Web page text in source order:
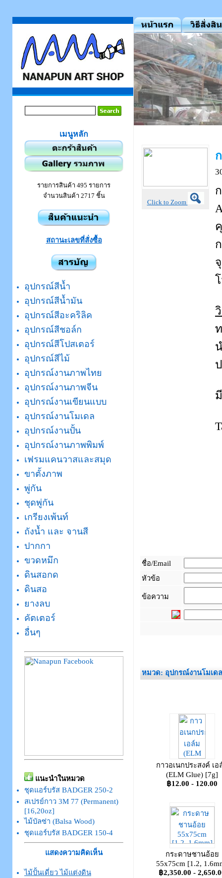
เมนูหลัก
รายการสินค้า 495 รายการ
จำนวนสินค้า 2717 ชิ้น
สถานะเลขที่สั่งซื้อ
อุปกรณ์สีน้ำ
อุปกรณ์สีน้ำมัน
อุปกรณ์สีอะคริลิค
อุปกรณ์สีชอล์ก
อุปกรณ์สีโปสเตอร์
อุปกรณ์สีไม้
อุปกรณ์งานภาพไทย
อุปกรณ์งานภาพจีน
อุปกรณ์งานเขียนแบบ
อุปกรณ์งานโมเดล
อุปกรณ์งานปั้น
อุปกรณ์งานภาพพิมพ์
เฟรมแคนวาสและสมุด
ขาตั้งภาพ
พู่กัน
ชุดพู่กัน
เกรียงเพ้นท์
ถังน้ำ และ จานสี
ปากกา
ขวดหมึก
ดินสอกด
ดินสอ
ยางลบ
คัตเตอร์
อื่นๆ
แนะนำในหมวด
ชุดแอร์บรัส BADGER 250-2
สเปรย์กาว 3M 77 (Permanent)
[16,20oz]
ไม้บัลซ่า (Balsa Wood)
ชุดแอร์บรัส BADGER 150-4
แสดงความคิดเห็น
ไม้ปั้นเดี่ยว ไม้แต่งดิน
Click to Zoom
ชื่อ/Email
หัวข้อ
ข้อความ
หมวด: อุปกรณ์งานโมเดล
กาวอเนกประสงค์ เอ
(ELM Glue) [7g]
฿12.00 - 120.00
กระดาษชานอ้อย
55x75cm [1.2,
฿2,350.00 -